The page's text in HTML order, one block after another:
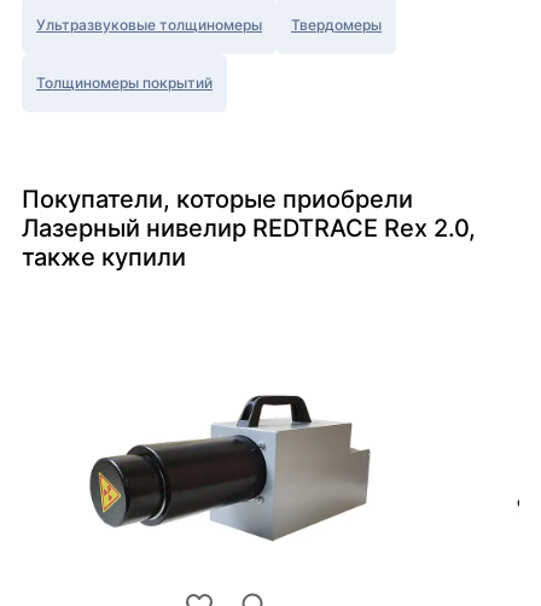
Ультразвуковые толщиномеры Твердомеры
Толщиномеры покрытий
Покупатели, которые приобрели
Лазерный нивелир REDTRACE Rex 2.0,
также купили